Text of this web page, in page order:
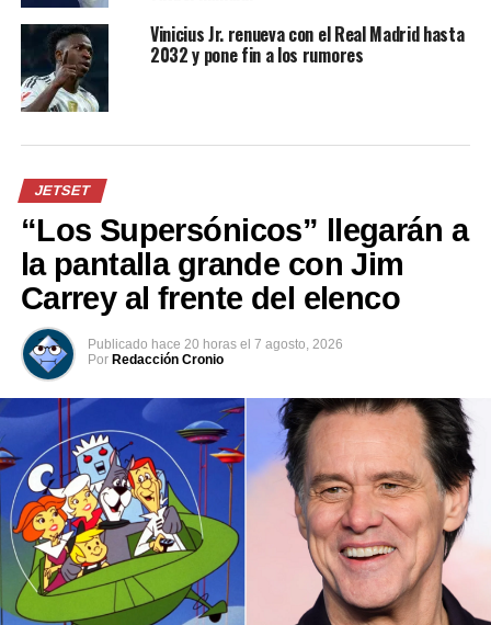
deberían ser objeto de especulación ni de interés
mediático irresponsable”, concluye el comunicado.
Me gusta esto:
Relacionado
Lionel Messi regresa a
Murió Jorge Messi a los 68
Vinicius Jr. renueva con el Real Madrid hasta
2032 y pone fin a los rumores
JETSET
“Los Supersónicos” llegarán a
la pantalla grande con Jim
Carrey al frente del elenco
Publicado hace 20 horas el 7 agosto, 2026
Por Redacción Cronio